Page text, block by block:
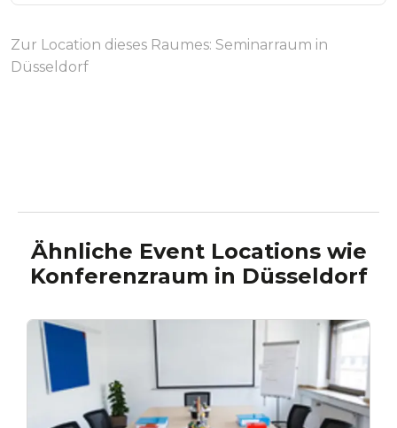
Zur Location dieses Raumes: Seminarraum in
Düsseldorf
Ähnliche Event Locations wie
Konferenzraum in Düsseldorf